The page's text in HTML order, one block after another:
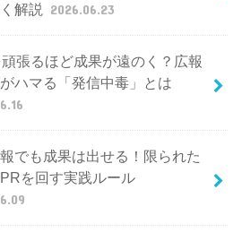
解説
2026.06.23
張るほど成果が遠のく？広報
ハマる「発信中毒」とは
でも成果は出せる！限られた
を回す実践ルール